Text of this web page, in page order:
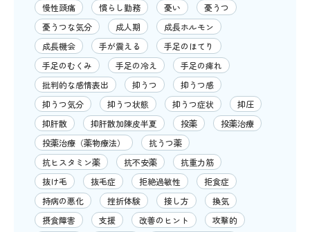
慢性頭痛
慣らし勤務 憂い
憂うつ
憂うつな気分
成人期
成長ホルモン
成長機会
手が震える
手足のほてり
手足のむくみ
手足の冷え
手足の痺れ
批判的な感情表出
抑うつ
抑うつ感
抑うつ気分
抑うつ状態 抑うつ症状
抑圧
抑肝散
抑肝散加陳皮半夏 投薬
投薬治療
投薬治療（薬物療法）
抗うつ薬
抗ヒスタミン薬
抗不安薬
抗重力筋
抜け毛
抜毛症 拒絶過敏性
拒食症
持病の悪化
挫折体験 接し方
換気
摂食障害
支援 改善のヒント
攻撃的